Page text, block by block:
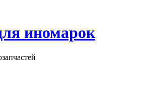
иномарок